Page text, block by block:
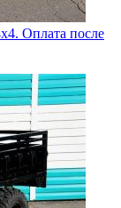
Оплата после